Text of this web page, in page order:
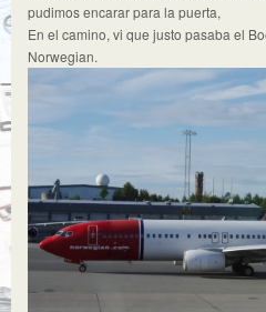
pudimos encarar para la puerta,
En el camino, vi que justo pasaba el
Norwegian.